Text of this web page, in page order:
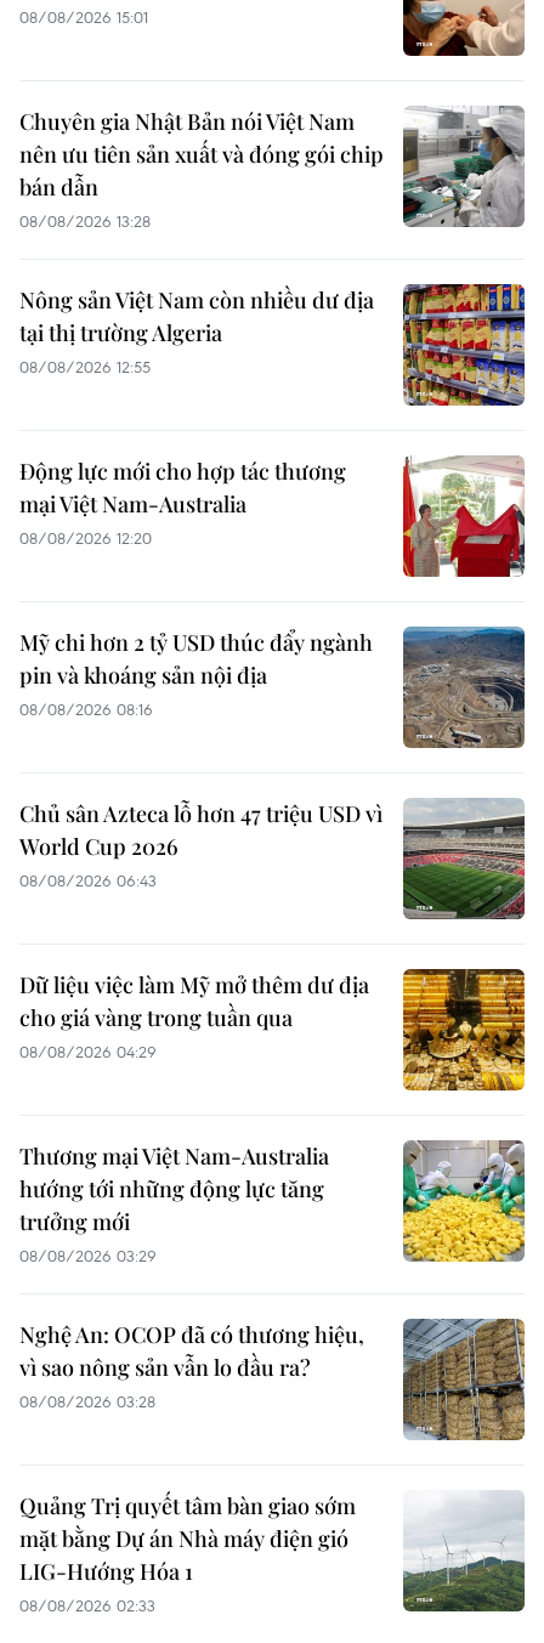
08/08/2026 15:01
Chuyên gia Nhật Bản nói Việt Nam
nên ưu tiên sản xuất và đóng gói chip
bán dẫn
08/08/2026 13:28
Nông sản Việt Nam còn nhiều dư địa
tại thị trường Algeria
08/08/2026 12:55
Động lực mới cho hợp tác thương
mại Việt Nam-Australia
08/08/2026 12:20
Mỹ chi hơn 2 tỷ USD thúc đẩy ngành
pin và khoáng sản nội địa
08/08/2026 08:16
Chủ sân Azteca lỗ hơn 47 triệu USD vì
World Cup 2026
08/08/2026 06:43
Dữ liệu việc làm Mỹ mở thêm dư địa
cho giá vàng trong tuần qua
08/08/2026 04:29
Thương mại Việt Nam-Australia
hướng tới những động lực tăng
trưởng mới
08/08/2026 03:29
Nghệ An: OCOP đã có thương hiệu,
vì sao nông sản vẫn lo đầu ra?
08/08/2026 03:28
Quảng Trị quyết tâm bàn giao sớm
mặt bằng Dự án Nhà máy điện gió
LIG-Hướng Hóa 1
08/08/2026 02:33